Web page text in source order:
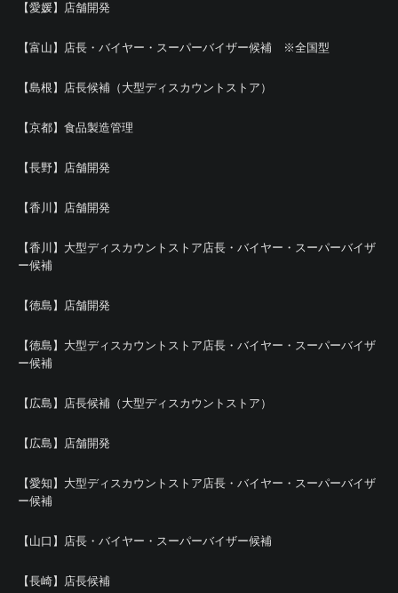
【愛媛】店舗開発
【富山】店長・バイヤー・スーパーバイザー候補 ※全国型
【島根】店長候補（大型ディスカウントストア）
【京都】食品製造管理
【長野】店舗開発
【香川】店舗開発
【香川】大型ディスカウントストア店長・バイヤー・スーパーバイザ
ー候補
【徳島】店舗開発
【徳島】大型ディスカウントストア店長・バイヤー・スーパーバイザ
ー候補
【広島】店長候補（大型ディスカウントストア）
【広島】店舗開発
【愛知】大型ディスカウントストア店長・バイヤー・スーパーバイザ
ー候補
【山口】店長・バイヤー・スーパーバイザー候補
【長崎】店長候補